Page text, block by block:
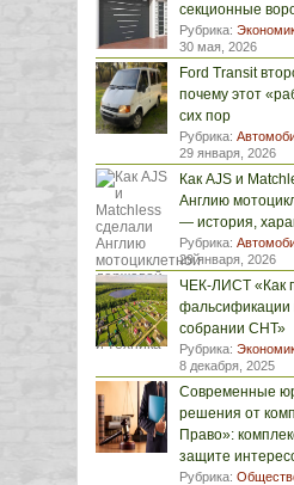
секционные
Рубрика:
30 мая, 2026
Ford Transit
почему этот
сих пор
Рубрика:
29 января, 2026
Как AJS и
Англию
— история,
Рубрика:
29 января, 2026
ЧЕК-ЛИСТ «Как
собрании СНТ»
Рубрика:
8 декабря, 2025
Современные
решения от
Право»:
защите
Рубрика: